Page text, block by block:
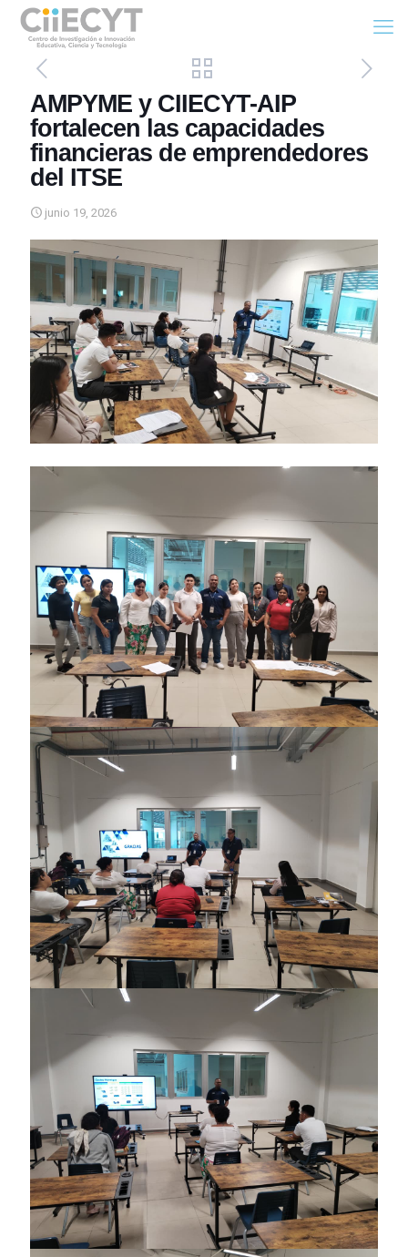
AMPYME y CIIECYT-AIP
fortalecen las capacidades
financieras de emprendedores
del ITSE
junio 19, 2026